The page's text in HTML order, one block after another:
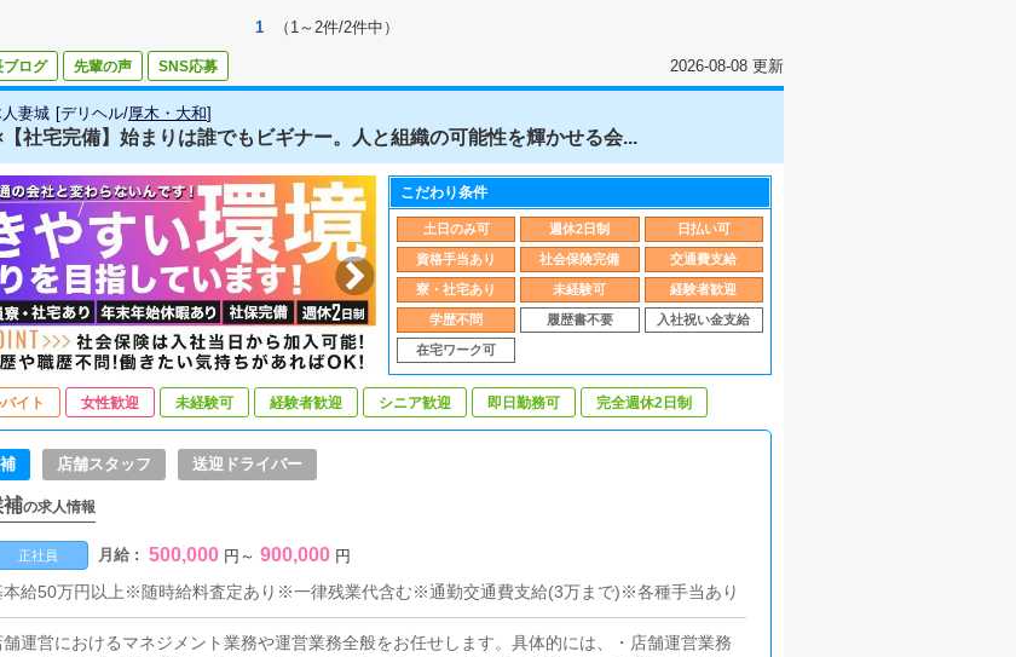
1 （1～2件/2件中）
ブログ 先輩の声 SNS応募 2026-08-08 更新
妻城 [デリヘル/厚木・大和]
【社宅完備】始まりは誰でもビギナー。人と組織の可能性を輝かせる会...
こだわり条件
土日のみ可 週休2日制 日払い可
資格手当あり 社会保険完備 交通費支給
寮・社宅あり 未経験可 経験者歓迎
学歴不問 履歴書不要 入社祝い金支給
在宅ワーク可
イト 女性歓迎 未経験可 経験者歓迎 シニア歓迎 即日勤務可 完全週休2日制
店舗スタッフ 送迎ドライバー
補の求人情報
正社員 月給 : 500,000 円 ～ 900,000 円
本給50万円以上※随時給料査定あり※一律残業代含む※通勤交通費支給(3万まで)※各種手当あり
舗運営におけるマネジメント業務や運営業務全般をお任せします。具体的には、・店舗運営業務